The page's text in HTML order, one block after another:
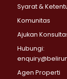
Properti Dijual
Properti Dijual
Properti Dijual
Properti Dijual
Properti Dijual
Syarat &
Komunitas
Ajukan
Hubungi:
Agen Properti